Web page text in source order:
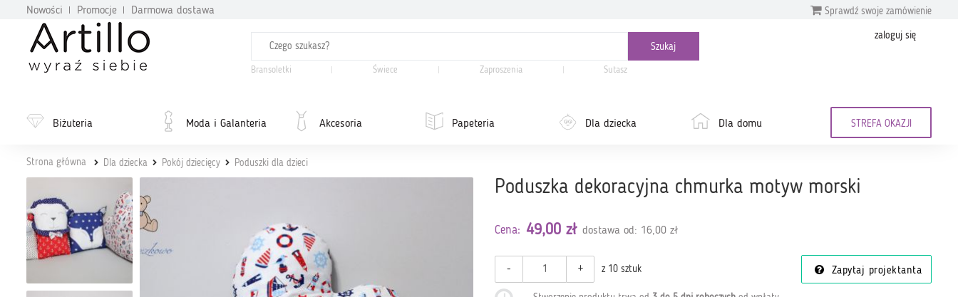
Nowości Promocje Darmowa dostawa Sprawdź swoje zamówienie
Bransoletki Świece Zaproszenia Sutasz
zaloguj się
Biżuteria Moda i Galanteria Akcesoria Papeteria Dla dziecka Dla domu STREFA OKAZJI
Strona główna Dla dziecka Pokój dziecięcy Poduszki dla dzieci
Poduszka dekoracyjna chmurka motyw morski
Cena: 49,00 zł dostawa od: 16,00 zł
- + z 10 sztuk Zapytaj projektanta